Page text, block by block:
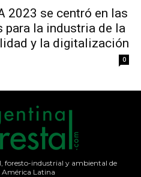
2023 se centró en las
para la industria de la
y la digitalización
0
foresto-industrial y ambiental de
Latina